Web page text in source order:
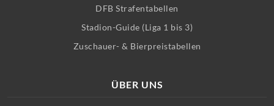
DFB Strafentabellen
Stadion-Guide (Liga 1 bis 3)
Zuschauer- & Bierpreistabellen
ÜBER UNS